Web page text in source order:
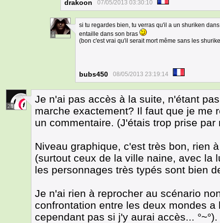
drakoon 07/05/2013 03:30:10
1
si tu regardes bien, tu verras qu'il a un shuriken
entaille dans son bras
(bon c'est vrai qu'il serait mort même sans les
bubs450 08/05/2013 23:19:14
28
Je n'ai pas accès à la suite, n'étant
marche exactement? Il faut que je me
un commentaire. (J'étais trop prise
Niveau graphique, c'est très bon, rien
(surtout ceux de la ville naine, avec la
les personnages très typés sont bien
Je n'ai rien à reprocher au scénario
confrontation entre les deux mondes
cependant pas si j'y aurai accès... °~°).